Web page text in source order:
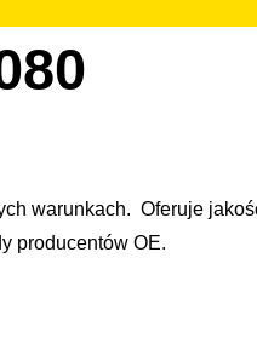
warunkach. Oferuje
producentów OE.